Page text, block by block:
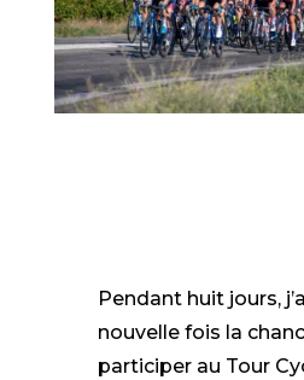
Pendant huit jours,
nouvelle fois la
participer au Tour